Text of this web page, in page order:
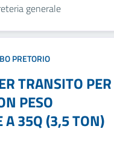
generale
PRETORIO
TRANSITO PER
PESO
A 35Q (3,5 TON)